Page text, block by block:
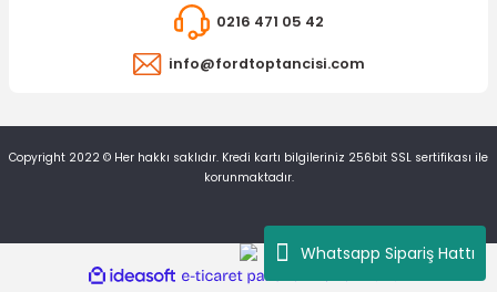
Whatsapp Sipariş Hattı
0216 471 05 42
info@fordtoptancisi.com
Copyright 2022 © Her hakkı saklıdır. Kredi kartı bilgileriniz 256bit SSL sertifikası ile
korunmaktadır.
ideasoft